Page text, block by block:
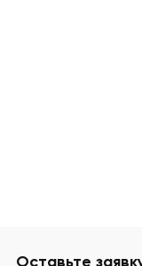
Оставьте